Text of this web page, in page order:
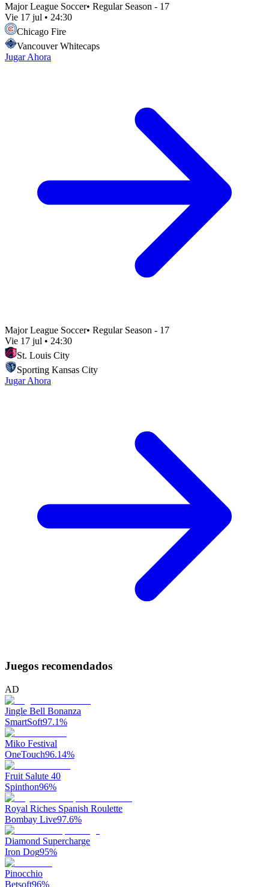
Major League Soccer• Regular Season - 17
Vie 17 jul • 24:30
Chicago Fire
Vancouver Whitecaps
Jugar Ahora
Major League Soccer• Regular Season - 17
Vie 17 jul • 24:30
St. Louis City
Sporting Kansas City
Jugar Ahora
Juegos recomendados
AD
Jingle Bell Bonanza
SmartSoft97.1%
Miko Festival
OneTouch96.14%
Fruit Salute 40
Spinthon96%
Royal Riches Spanish Roulette
Bombay Live97.6%
Diamond Supercharge
Iron Dog95%
Pinocchio
Betsoft96%